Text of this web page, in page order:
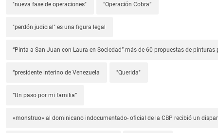
"nueva fase de operaciones" “Operación Cobra”
"perdón judicial" es una figura legal
“Pinta a San Juan con Laura en Sociedad”-más de 60 propuestas de
“presidente interino de Venezuela "Querida"
“Un paso por mi familia”
«monstruo» al dominicano indocumentado- oficial de la CBP recibió un